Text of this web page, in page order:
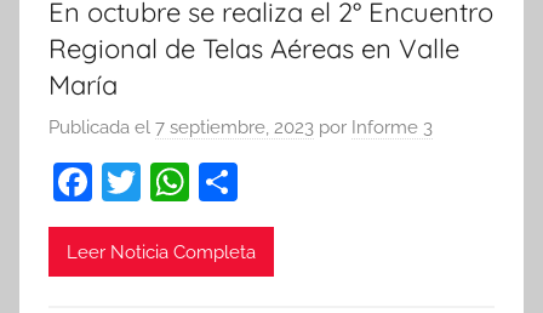
En octubre se realiza el 2° Encuentro
Regional de Telas Aéreas en Valle
María
Publicada el 7 septiembre, 2023 por Informe 3
F
a
c
T
w
itt
W
h
at
o
m
Leer Noticia Completa